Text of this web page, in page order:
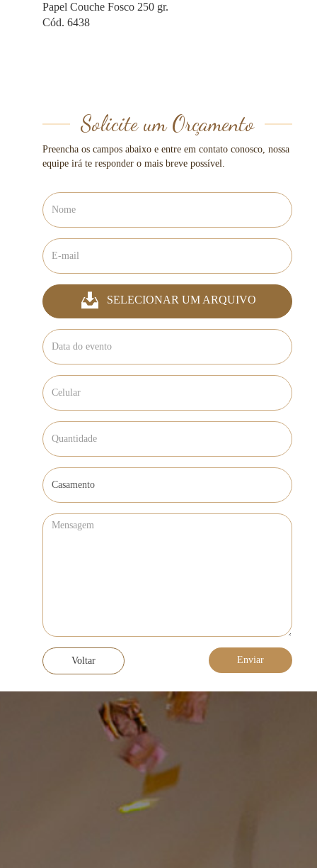
Papel Couche Fosco 250 gr.
Cód. 6438
Solicite um Orçamento
Preencha os campos abaixo e entre em contato conosco, nossa
equipe irá te responder o mais breve possível.
SELECIONAR UM ARQUIVO
Voltar